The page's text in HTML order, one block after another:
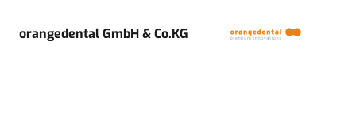
orangedental GmbH & Co.KG